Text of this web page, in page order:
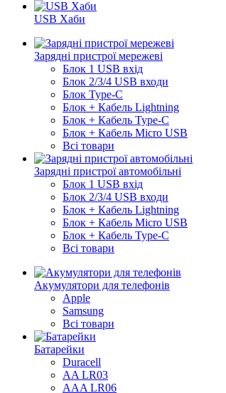
USB Хаби
Зарядні пристрої мережеві
Блок 1 USB вхід
Блок 2/3/4 USB входи
Блок Type-C
Блок + Кабель Lightning
Блок + Кабель Type-C
Блок + Кабель Micro USB
Всі товари
Зарядні пристрої автомобільні
Блок 1 USB вхід
Блок 2/3/4 USB входи
Блок + Кабель Lightning
Блок + Кабель Micro USB
Блок + Кабель Type-C
Всі товари
Акумулятори для телефонів
Apple
Samsung
Всі товари
Батарейки
Duracell
AA LR03
AAA LR06